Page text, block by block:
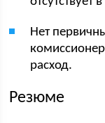
Нет
расход.
Резюме